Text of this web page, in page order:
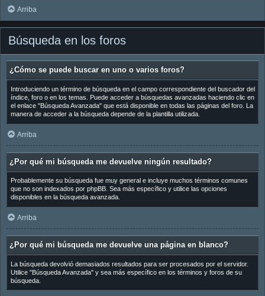
Arriba
Búsqueda en los foros
¿Cómo se puede buscar en uno o varios foros?
Introduciendo un término de búsqueda en el campo correspondiente del buscador del
índice, foro o en los temas. Puede acceder a búsquedas avanzadas haciendo clic en
el enlace "Búsqueda Avanzada" que está disponible en todas las páginas del foro. La
manera de acceder a la búsqueda depende de la plantilla utilizada.
Arriba
¿Por qué mi búsqueda me devuelve ningún resultado?
Probablemente su búsqueda fue muy general e incluye muchos términos comunes
que no son indexados por phpBB. Sea más específico y utilice las opciones
disponibles en la búsqueda avanzada.
Arriba
¿Por qué mi búsqueda me devuelve una página en blanco?
La búsqueda devolvió demasiados resultados para ser procesados por el servidor.
Utilice "Búsqueda Avanzada" y sea más específico en los términos y foros de su
búsqueda.